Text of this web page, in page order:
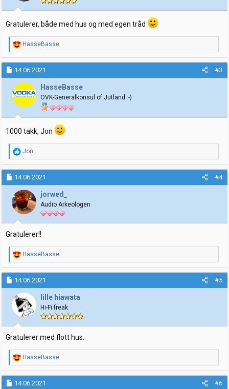
r
Gratulerer, både med hus og med egen tråd
R
e
a
k
s
j
o
e
r
HasseBasse
14.06.2021 #3
HasseBasse
OVK-Generalkonsul of Jutland :-)
1000 takk, Jon
R
e
a
k
s
j
o
n
e
r
:
Jon
14.06.2021 #4
jorwed_
Audio Arkeologen
Gratulerer!!
R
e
a
k
s
j
o
n
e
r
:
HasseBasse
14.06.2021 #5
lille hiawata
Hi-Fi freak
Gratulerer med flott hus.
R
e
a
k
HasseBasse
14.06.2021 #6